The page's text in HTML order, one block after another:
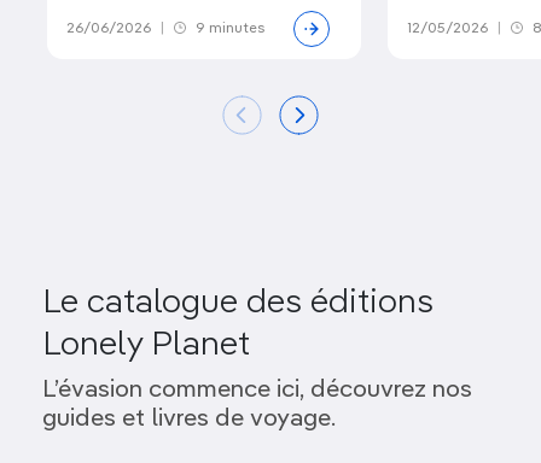
26/06/2026 9 minutes 12/05/2026
Le catalogue des éditions
Lonely Planet
L’évasion commence ici, découvrez nos
guides et livres de voyage.